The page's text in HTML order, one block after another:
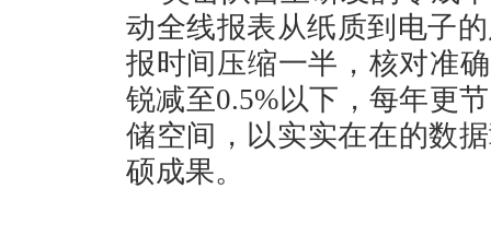
动全线报表从纸质到电子
报时间压缩一半，核对准
锐减至0.5%以下，每年更
储空间，以实实在在的数
硕成果。